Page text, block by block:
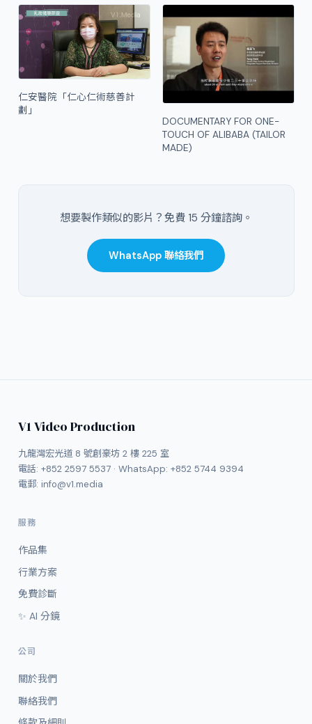
仁安醫院「仁心仁術慈善計
劃」
DOCUMENTARY FOR ONE-
TOUCH OF ALIBABA (TAILOR
MADE)
想要製作類似的影片？免費 15 分鐘諮詢。
WhatsApp 聯絡我們
V1 Video Production
九龍灣宏光道 8 號創豪坊 2 樓 225 室
電話: +852 2597 5537· WhatsApp: +852 5744 9394
電郵: info@v1.media
服務
作品集
行業方案
免費診斷
✨ AI 分鏡
公司
關於我們
聯絡我們